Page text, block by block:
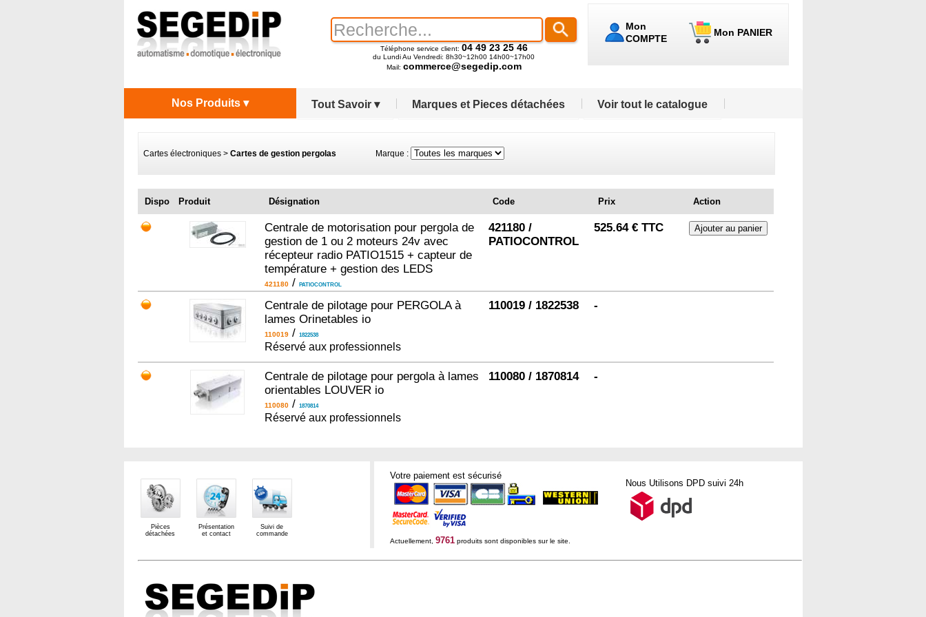
Mon
COMPTE
Mon PANIER
Téléphone service client: 04 49 23 25 46
du Lundi Au Vendredi: 8h30~12h00 14h00~17h00
Mail: commerce@segedip.com
Tout Savoir ▾ Marques et Pieces détachées Voir tout le catalogue
Nos Produits ▾
Cartes électroniques> Cartes de gestion pergolasMarque :
Dispo Produit Désignation Code Prix Action
Centrale de motorisation pour pergola de
gestion de 1 ou 2 moteurs 24v avec
récepteur radio PATIO1515 + capteur de
température + gestion des LEDS
421180/ PATIOCONTROL
421180 /
PATIOCONTROL
525.64 € TTC
Centrale de pilotage pour PERGOLA à
lames Orinetables io
110019/ 1822538
Réservé aux professionnels
110019 / 1822538 -
Centrale de pilotage pour pergola à lames
orientables LOUVER io
110080/ 1870814
Réservé aux professionnels
110080 / 1870814 -
Pièces
détachées
Présentation
et contact
Suivi de
commande
Votre paiement est sécurisé
Nous Utilisons DPD suivi 24h
Actuellement, 9761produits sont disponibles sur le site.